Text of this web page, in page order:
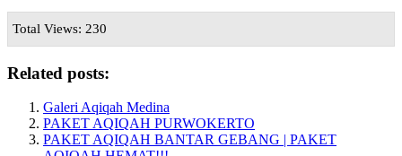
Total Views: 230
Related posts:
Galeri Aqiqah Medina
PAKET AQIQAH PURWOKERTO
PAKET AQIQAH BANTAR GEBANG | PAKET